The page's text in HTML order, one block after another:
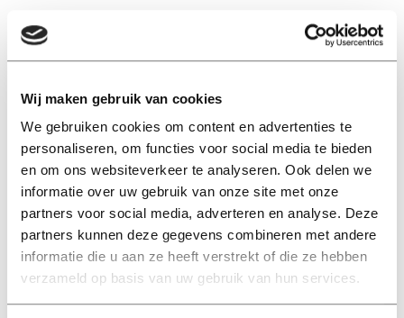
Wij maken gebruik van cookies
We gebruiken cookies om content en advertenties te
personaliseren, om functies voor social media te bieden
en om ons websiteverkeer te analyseren. Ook delen we
informatie over uw gebruik van onze site met onze
partners voor social media, adverteren en analyse. Deze
partners kunnen deze gegevens combineren met andere
informatie die u aan ze heeft verstrekt of die ze hebben
verzameld op basis van uw gebruik van hun services.
EN
comensha
Column
Open your eyes: een
confronterende
campustentoonstelling
17 november 2016